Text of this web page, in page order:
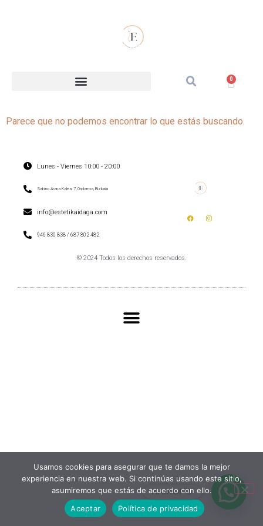
0
Parece que no podemos encontrar lo que estás buscando.
Lunes - Viernes 10:00 - 20:00
Sabino Arana Kalea, 7, Ondarroa, Bizkaia
info@estetikaidaga.com
946 830 838 / 687 802 482
© 2024 Todos los derechos reservados.
KAIXO! 👋
Usamos cookies para asegurar que te damos la mejor
experiencia en nuestra web. Si continúas usando este sitio,
asumiremos que estás de acuerdo con ello.
Aceptar
Política de privacidad